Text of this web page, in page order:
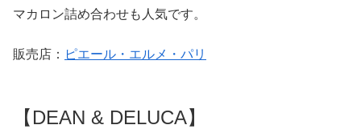
マカロン詰め合わせも人気です。
販売店： ピエール・エルメ・パリ
【DEAN & DELUCA】